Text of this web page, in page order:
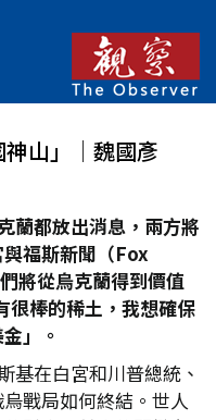
神山」│魏國彥
蘭都放出消息，兩方將
福斯新聞（Fox
將從烏克蘭得到價值
很棒的稀土，我想確保
」。
基在白宮和川普總統、
戰局如何終結。世人